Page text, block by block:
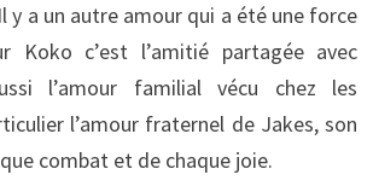
y a un autre amour qui a été une force
Koko c’est l’amitié partagée avec
l’amour familial vécu chez les
l’amour fraternel de Jakes, son
combat et de chaque joie.